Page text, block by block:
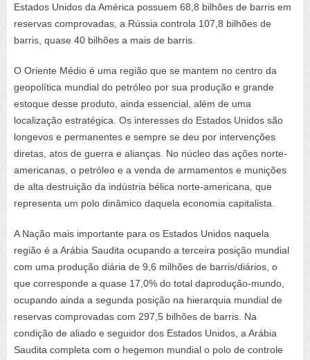
Estados Unidos da América possuem 68,8 bilhões de barris em
reservas comprovadas, a Rússia controla 107,8 bilhões de
barris, quase 40 bilhões a mais de barris.
O Oriente Médio é uma região que se mantem no centro da
geopolítica mundial do petróleo por sua produção e grande
estoque desse produto, ainda essencial, além de uma
localização estratégica. Os interesses do Estados Unidos são
longevos e permanentes e sempre se deu por intervenções
diretas, atos de guerra e alianças. No núcleo das ações norte-
americanas, o petróleo e a venda de armamentos e munições
de alta destruição da indústria bélica norte-americana, que
representa um polo dinâmico daquela economia capitalista.
A Nação mais importante para os Estados Unidos naquela
região é a Arábia Saudita ocupando a terceira posição mundial
com uma produção diária de 9,6 milhões de barris/diários, o
que corresponde a quase 17,0% do total daprodução-mundo,
ocupando ainda a segunda posição na hierarquia mundial de
reservas comprovadas com 297,5 bilhões de barris. Na
condição de aliado e seguidor dos Estados Unidos, a Arábia
Saudita completa com o hegemon mundial o polo de controle